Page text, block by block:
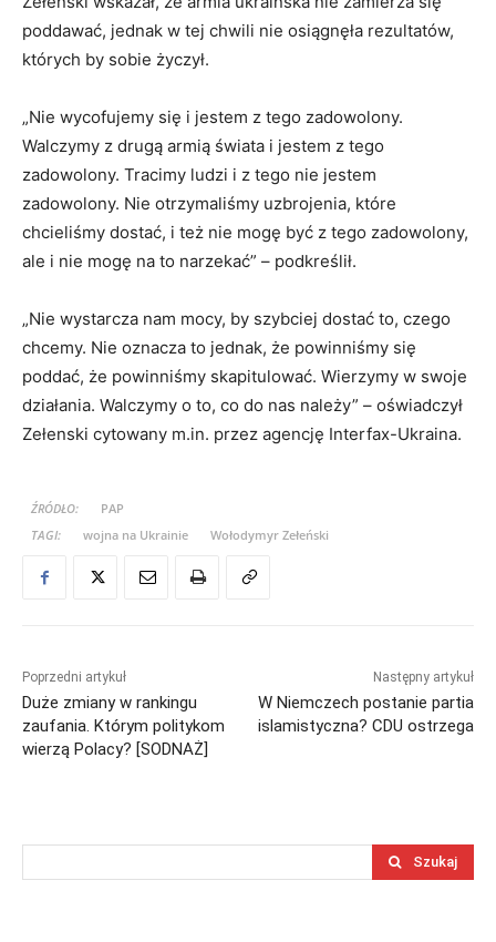
poddawać, jednak w tej chwili nie osiągnęła rezultatów,
których by sobie życzył.
„Nie wycofujemy się i jestem z tego zadowolony.
Walczymy z drugą armią świata i jestem z tego
zadowolony. Tracimy ludzi i z tego nie jestem
zadowolony. Nie otrzymaliśmy uzbrojenia, które
chcieliśmy dostać, i też nie mogę być z tego zadowolony,
ale i nie mogę na to narzekać” – podkreślił.
„Nie wystarcza nam mocy, by szybciej dostać to, czego
chcemy. Nie oznacza to jednak, że powinniśmy się
poddać, że powinniśmy skapitulować. Wierzymy w swoje
działania. Walczymy o to, co do nas należy” – oświadczył
Zełenski cytowany m.in. przez agencję Interfax-Ukraina.
ŹRÓDŁO:
PAP
TAGI:
wojna na Ukrainie Wołodymyr Zełeński
Poprzedni artykuł
Duże zmiany w rankingu
zaufania. Którym politykom
wierzą Polacy? [SODNAŻ]
Następny artykuł
W Niemczech postanie partia
islamistyczna? CDU ostrzega
Szukaj